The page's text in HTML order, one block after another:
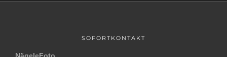
SOFORTKONTAKT